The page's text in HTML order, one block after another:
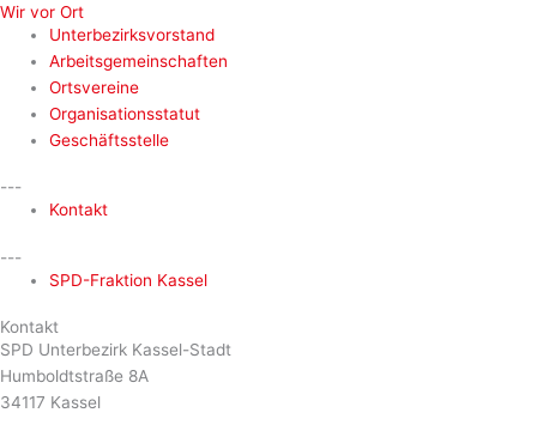
Wir vor Ort
Unterbezirksvorstand
Arbeitsgemeinschaften
Ortsvereine
Organisationsstatut
Geschäftsstelle
---
Kontakt
---
SPD-Fraktion Kassel
Kontakt
SPD Unterbezirk Kassel-Stadt
Humboldtstraße 8A
34117 Kassel